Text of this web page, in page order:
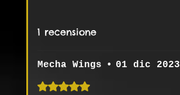
1 recensione
Mecha Wings • 01 dic 2023
Valutazione 5 stelle su 5.